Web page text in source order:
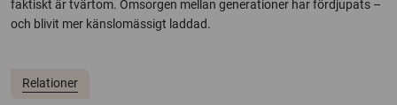
faktiskt är tvärtom. Omsorgen mellan generationer har fördjupats –
och blivit mer känslomässigt laddad.
Relationer